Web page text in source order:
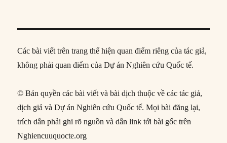
Các bài viết trên trang thể hiện quan điểm riêng của tác giả,
không phải quan điểm của Dự án Nghiên cứu Quốc tế.
© Bản quyền các bài viết và bài dịch thuộc về các tác giả,
dịch giả và Dự án Nghiên cứu Quốc tế. Mọi bài đăng lại,
trích dẫn phải ghi rõ nguồn và dẫn link tới bài gốc trên
Nghiencuuquocte.org